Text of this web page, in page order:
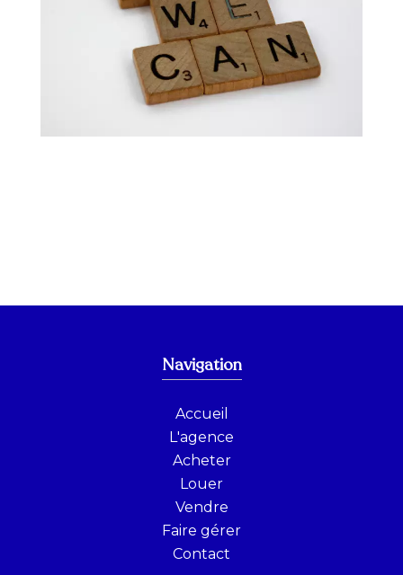
Navigation
Accueil
L'agence
Acheter
Louer
Vendre
Faire gérer
Contact